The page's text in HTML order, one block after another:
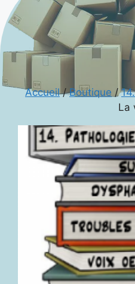
Accueil/Boutique /
La